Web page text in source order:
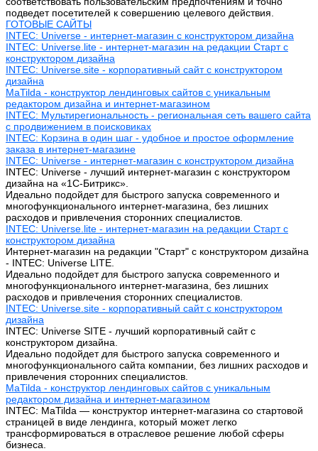
подведет посетителей к совершению целевого действия.
ГОТОВЫЕ САЙТЫ
INTEC: Universe - интернет-магазин с конструктором дизайна
INTEC: Universe.lite - интернет-магазин на редакции Старт с
конструктором дизайна
INTEC: Universe.site - корпоративный сайт с конструктором
дизайна
MaTilda - конструктор лендинговых сайтов с уникальным
редактором дизайна и интернет-магазином
INTEC: Мультирегиональность - региональная сеть вашего сайта
с продвижением в поисковиках
INTEC: Корзина в один шаг - удобное и простое оформление
заказа в интернет-магазине
INTEC: Universe - интернет-магазин с конструктором дизайна
INTEC: Universe - лучший интернет-магазин с конструктором
дизайна на «1C-Битрикс».
Идеально подойдет для быстрого запуска современного и
многофункционального интернет-магазина, без лишних
расходов и привлечения сторонних специалистов.
INTEC: Universe.lite - интернет-магазин на редакции Старт с
конструктором дизайна
Интернет-магазин на редакции "Старт" с конструктором дизайна
- INTEC: Universe LITE.
Идеально подойдет для быстрого запуска современного и
многофункционального интернет-магазина, без лишних
расходов и привлечения сторонних специалистов.
INTEC: Universe.site - корпоративный сайт с конструктором
дизайна
INTEC: Universe SITE - лучший корпоративный сайт с
конструктором дизайна.
Идеально подойдет для быстрого запуска современного и
многофункционального сайта компании, без лишних расходов и
привлечения сторонних специалистов.
MaTilda - конструктор лендинговых сайтов с уникальным
редактором дизайна и интернет-магазином
INTEC: MaTilda — конструктор интернет-магазина со стартовой
страницей в виде лендинга, который может легко
трансформироваться в отраслевое решение любой сферы
бизнеса.